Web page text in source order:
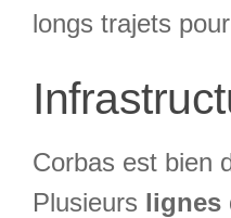
longs trajets
Corbas est bien
Plusieurs lignes